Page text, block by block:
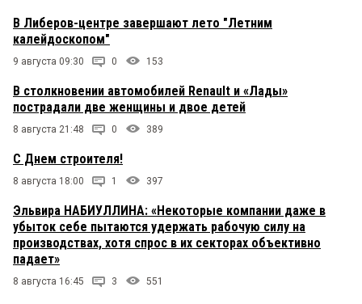
В Либеров-центре завершают лето "Летним
калейдоскопом"
9 августа 09:30 0 153
В столкновении автомобилей Renault и «Лады»
пострадали две женщины и двое детей
8 августа 21:48 0 389
С Днем строителя!
8 августа 18:00 1 397
Эльвира НАБИУЛЛИНА: «Некоторые компании даже в
убыток себе пытаются удержать рабочую силу на
производствах, хотя спрос в их секторах объективно
падает»
8 августа 16:45 3 551